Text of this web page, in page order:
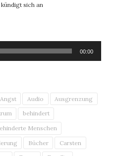
sich an
00:00
Angst Audio
Ausgrenzung
behindert
Menschen
Bücher
Carsten